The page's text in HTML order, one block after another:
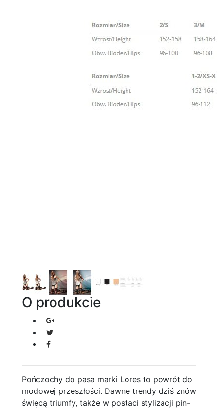
O produkcie
Pończochy do pasa marki Lores to powrót do
modowej przeszłości. Dawne trendy dziś znów
święcą triumfy, także w postaci stylizacji pin-